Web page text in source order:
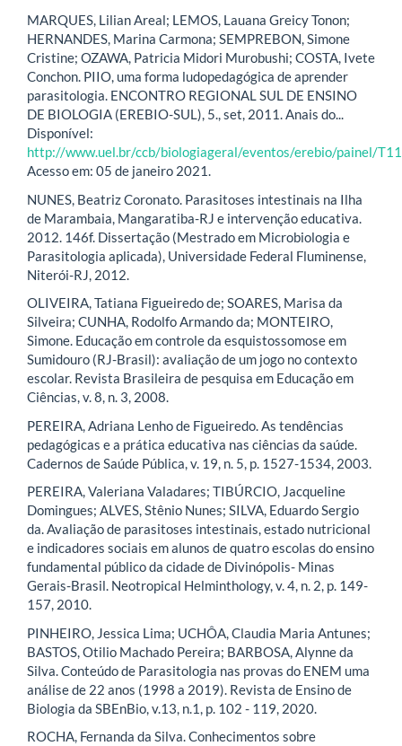
MARQUES, Lilian Areal; LEMOS, Lauana Greicy Tonon;
HERNANDES, Marina Carmona; SEMPREBON, Simone
Cristine; OZAWA, Patricia Midori Murobushi; COSTA, Ivete
Conchon. PIIO, uma forma ludopedagógica de aprender
parasitologia. ENCONTRO REGIONAL SUL DE ENSINO
DE BIOLOGIA (EREBIO-SUL), 5., set, 2011. Anais do...
Disponível:
http://www.uel.br/ccb/biologiageral/eventos/erebio/painel/
Acesso em: 05 de janeiro 2021.
NUNES, Beatriz Coronato. Parasitoses intestinais na Ilha
de Marambaia, Mangaratiba-RJ e intervenção educativa.
2012. 146f. Dissertação (Mestrado em Microbiologia e
Parasitologia aplicada), Universidade Federal Fluminense,
Niterói-RJ, 2012.
OLIVEIRA, Tatiana Figueiredo de; SOARES, Marisa da
Silveira; CUNHA, Rodolfo Armando da; MONTEIRO,
Simone. Educação em controle da esquistossomose em
Sumidouro (RJ-Brasil): avaliação de um jogo no contexto
escolar. Revista Brasileira de pesquisa em Educação em
Ciências, v. 8, n. 3, 2008.
PEREIRA, Adriana Lenho de Figueiredo. As tendências
pedagógicas e a prática educativa nas ciências da saúde.
Cadernos de Saúde Pública, v. 19, n. 5, p. 1527-1534, 2003.
PEREIRA, Valeriana Valadares; TIBÚRCIO, Jacqueline
Domingues; ALVES, Stênio Nunes; SILVA, Eduardo Sergio
da. Avaliação de parasitoses intestinais, estado nutricional
e indicadores sociais em alunos de quatro escolas do ensino
fundamental público da cidade de Divinópolis- Minas
Gerais-Brasil. Neotropical Helminthology, v. 4, n. 2, p. 149-
157, 2010.
PINHEIRO, Jessica Lima; UCHÔA, Claudia Maria Antunes;
BASTOS, Otilio Machado Pereira; BARBOSA, Alynne da
Silva. Conteúdo de Parasitologia nas provas do ENEM uma
análise de 22 anos (1998 a 2019). Revista de Ensino de
Biologia da SBEnBio, v.13, n.1, p. 102 - 119, 2020.
ROCHA, Fernanda da Silva. Conhecimentos sobre